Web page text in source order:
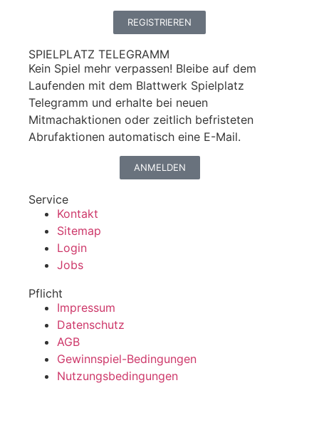
REGISTRIEREN
SPIELPLATZ TELEGRAMM
Kein Spiel mehr verpassen! Bleibe auf dem
Laufenden mit dem Blattwerk Spielplatz
Telegramm und erhalte bei neuen
Mitmachaktionen oder zeitlich befristeten
Abrufaktionen automatisch eine E-Mail.
ANMELDEN
Service
Kontakt
Sitemap
Login
Jobs
Pflicht
Impressum
Datenschutz
AGB
Gewinnspiel-Bedingungen
Nutzungsbedingungen